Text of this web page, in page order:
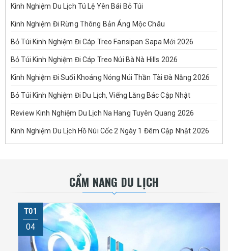
Kinh Nghiệm Du Lịch Tú Lệ Yên Bái Bỏ Túi
Kinh Nghiệm Đi Rừng Thông Bản Áng Mộc Châu
Bỏ Túi Kinh Nghiệm Đi Cáp Treo Fansipan Sapa Mới 2026
Bỏ Túi Kinh Nghiệm Đi Cáp Treo Núi Bà Nà Hills 2026
Kinh Nghiệm Đi Suối Khoáng Nóng Núi Thần Tài Đà Nẵng 2026
Bỏ Túi Kinh Nghiệm Đi Du Lịch, Viếng Lăng Bác Cập Nhật
Review Kinh Nghiệm Du Lịch Na Hang Tuyên Quang 2026
Kinh Nghiệm Du Lịch Hồ Núi Cốc 2 Ngày 1 Đêm Cập Nhật 2026
CẨM NANG DU LỊCH
T01
04